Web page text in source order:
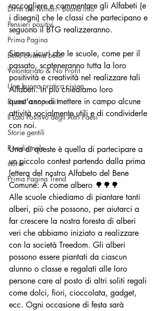
Diritti dei Minori - Buona info
Pensieri positivi
Prima Pagina
Bello chiama bello
Volontariato & No Profit
Una buona pratica civica
Buono a sapersi!
Il Lato Positivo degli Altri Paesi
Storie gentili
Rivediamole
storie
Prima Pagina Trend
raccogliere e commentare gli Alfabeti (e
i disegni) che le classi che partecipano e
seguono il BTG realizzeranno.
Siamo sicuri che le scuole, come per il
passato, scateneranno tutta la loro
positività e creatività nel realizzare tali
Alfabeti. In più chiediamo loro
quest'anno di mettere in campo alcune
attività socialmente utili e di condividerle
con noi.
Una di queste è quella di partecipare a
un piccolo contest partendo dalla prima
lettera del nostro Alfabeto del Bene
Comune: A come albero 🌳🌳🌳
Alle scuole chiediamo di piantare tanti
alberi, più che possono, per aiutarci a
far crescere la nostra foresta di alberi
veri che abbiamo iniziato a realizzare
con la società Treedom. Gli alberi
possono essere piantati da ciascun
alunno o classe e regalati alle loro
persone care al posto di altri soliti regali
come dolci, fiori, cioccolata, gadget,
ecc. Ogni occasione di festa sarà